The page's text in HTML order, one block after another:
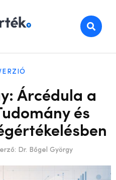
Árcédula a
és
Dr. Bőgel György